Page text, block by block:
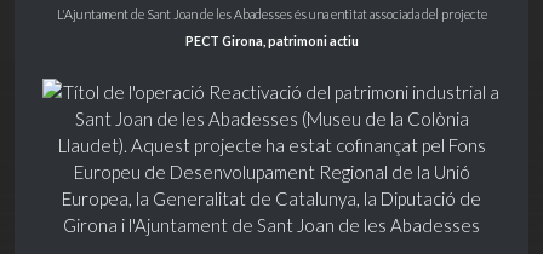
L'Ajuntament de Sant Joan de les Abadesses és una entitat associada del projecte
PECT Girona, patrimoni actiu